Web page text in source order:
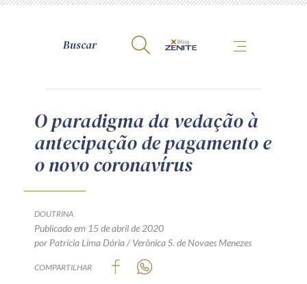
A Zênite
Como publicar conosco
Site da Zênite
Política de Privacidade
Guia de Direitos dos Titulares de Dados
Encarregado (contato)
O paradigma da vedação à
antecipação de pagamento e
o novo coronavírus
DOUTRINA
Publicado em 15 de abril de 2020
por Patrícia Lima Dória / Verônica S. de Novaes Menezes
COMPARTILHAR